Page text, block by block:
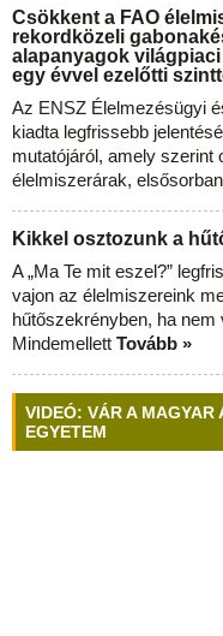
Csökkent a FAO
rekordközeli
alapanyagok
egy évvel ezelőtti
Az ENSZ Élelmezésügyi
kiadta legfrissebb
mutatójáról, amely szerint
élelmiszerárak,
Kikkel osztozunk a
A „Ma Te mit eszel?”
vajon az élelmiszereink
hűtőszekrényben, ha
Mindemellett Tovább »
VIDEÓ: VÁR A MAGYAR
EGYETEM